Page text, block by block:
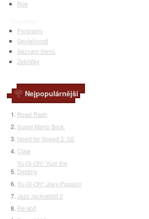
Rok
Programy
Společnosti
Seznam členů
Žebříčky
Nejpopulárnější
Road Rash
Super Mario Bros.
Need for Speed 2: SE
Claw
Yu-Gi-Oh!: Yugi the
Destiny
Yu-Gi-Oh!: Joey Passion
Jazz Jackrabbit 2
Re-Volt